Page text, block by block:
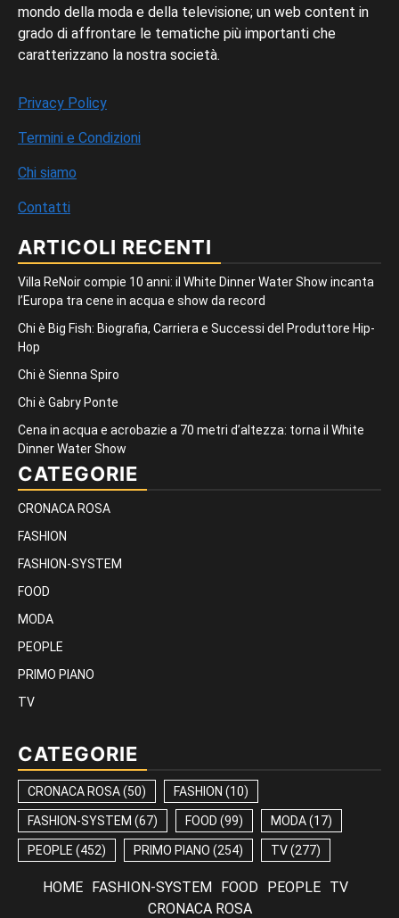
mondo della moda e della televisione; un web content in
grado di affrontare le tematiche più importanti che
caratterizzano la nostra società.
Privacy Policy
Termini e Condizioni
Chi siamo
Contatti
ARTICOLI RECENTI
Villa ReNoir compie 10 anni: il White Dinner Water Show incanta
l’Europa tra cene in acqua e show da record
Chi è Big Fish: Biografia, Carriera e Successi del Produttore Hip-
Hop
Chi è Sienna Spiro
Chi è Gabry Ponte
Cena in acqua e acrobazie a 70 metri d’altezza: torna il White
Dinner Water Show
CATEGORIE
CRONACA ROSA
FASHION
FASHION-SYSTEM
FOOD
MODA
PEOPLE
PRIMO PIANO
TV
CATEGORIE
CRONACA ROSA(50) FASHION (10)
FASHION-SYSTEM (67) FOOD (99) MODA(17)
PEOPLE (452) PRIMO PIANO (254) TV(277)
HOME FASHION-SYSTEM FOOD PEOPLE
TV
CRONACA ROSA